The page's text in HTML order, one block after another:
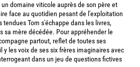
domaine viticole auprès de son père et
face au quotidien pesant de l'exploitation
Tom s'échappe dans les livres,
sa mère décédée. Pour appréhender le
partout, reflet de toutes ses
y les voix de ses six frères imaginaires avec
dans un jeu de questions fictives